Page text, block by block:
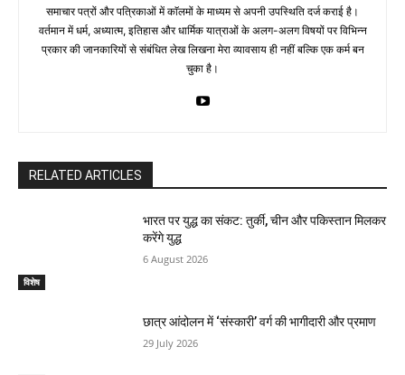
समाचार पत्रों और पत्रिकाओं में काॅलमों के माध्यम से अपनी उपस्थिति दर्ज कराई है।
वर्तमान में धर्म, अध्यात्म, इतिहास और धार्मिक यात्राओं के अलग-अलग विषयों पर विभिन्न
प्रकार की जानकारियों से संबंधित लेख लिखना मेरा व्यावसाय ही नहीं बल्कि एक कर्म बन
चुका है।
RELATED ARTICLES
विशेष
भारत पर युद्ध का संकट: तुर्की, चीन और पकिस्तान मिलकर
करेंगे युद्ध
6 August 2026
छात्र आंदोलन में ‘संस्कारी’ वर्ग की भागीदारी और प्रमाण
29 July 2026